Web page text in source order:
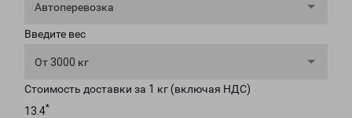
Автоперевозка
Введите вес
От 3000 кг
Стоимость доставки за 1 кг (включая НДС)
13.4*